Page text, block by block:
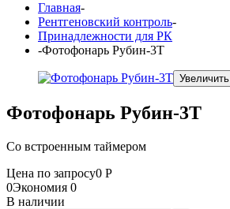
Главная-
Рентгеновский контроль-
Принадлежности для РК
-Фотофонарь Рубин-3Т
Увеличить
Фотофонарь Рубин-3Т
Со встроенным таймером
Цена по запросу0 Р
0Экономия 0
В наличии